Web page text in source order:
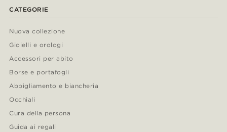
CATEGORIE
Nuova collezione
Gioielli e orologi
Accessori per abito
Borse e portafogli
Abbigliamento e biancheria
Occhiali
Cura della persona
Guida ai regali